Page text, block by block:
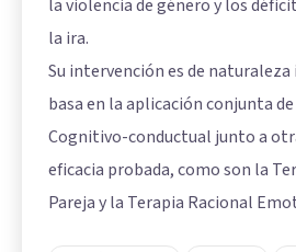
la violencia de género y los
la ira.
Su intervención es de
basa en la aplicación conjunta
Cognitivo-conductual junto a
eficacia probada, como son la
Pareja y la Terapia Racional